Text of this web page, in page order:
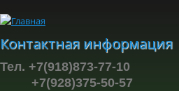
Контактная информация
Тел. +7(918)873-77-10
+7(928)375-50-57